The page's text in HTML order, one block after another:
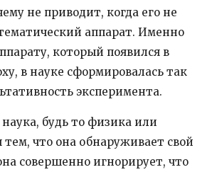
не приводит, когда его не
аппарат. Именно
который появился в
в науке сформировалась так
эксперимента.
будь то физика или
тем, что она обнаруживает свой
совершенно игнорирует, что